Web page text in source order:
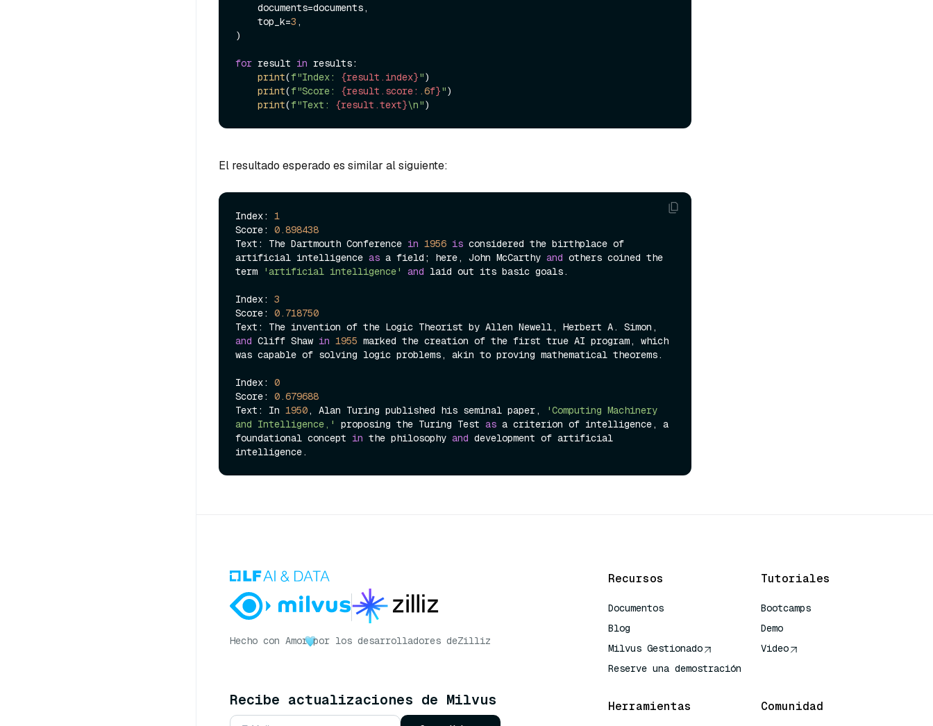
    top_k=
3 ,
)
for result in results:
print(f"Index: {result.index}")
print(f"Score: {result.score: .6f}")
print(f"Text: {result.text}\n"
El resultado esperado es similar al siguiente:
Index: 1
Score: 0.898438
Text: The Dartmouth Conference in 1956 is considered the birthplace of
artificial intelligence as a field; here, John McCarthy and others coined the
term
'artificial intelligence' and laid out its basic goals.
Index: 3
Score: 0.718750
and Cliff Shaw in 1955 marked the creation of the first true AI program, which
was capable of solving logic problems, akin to proving mathematical theorems.
Index: 0
Score: 0.679688
Text: In 1950, Alan Turing published his seminal paper,
'Computing Machinery
and Intelligence,'
proposing the Turing Test as a criterion of intelligence, a
foundational concept in the philosophy and development of artificial
Hecho con Amor por los desarrolladores deZilliz
Recibe actualizaciones de Milvus
Recursos
Documentos
Blog
Milvus Gestionado
Reserve una demostración
Tutoriales
Bootcamps
Demo
Video
Herramientas Comunidad